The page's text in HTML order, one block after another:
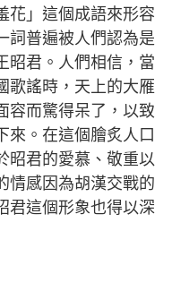
花」這個成語來形容
詞普遍被人們認為是
昭君。人們相信，當
歌謠時，天上的大雁
容而驚得呆了，以致
來。在這個膾炙人口
昭君的愛慕、敬重以
情感因為胡漢交戰的
君這個形象也得以深